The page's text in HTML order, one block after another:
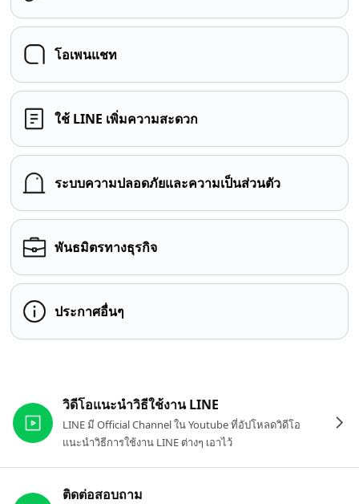
โอเพนแชท
ใช้ LINE เพิ่มความสะดวก
ระบบความปลอดภัยและความเป็นส่วนตัว
พันธมิตรทางธุรกิจ
ประกาศอื่นๆ
วิดีโอแนะนำวิธีใช้งาน LINE
LINE มี Official Channel ใน Youtube ที่อัปโหลดวิดีโอ
แนะนำวิธีการใช้งาน LINE ต่างๆ เอาไว้
ติดต่อสอบถาม